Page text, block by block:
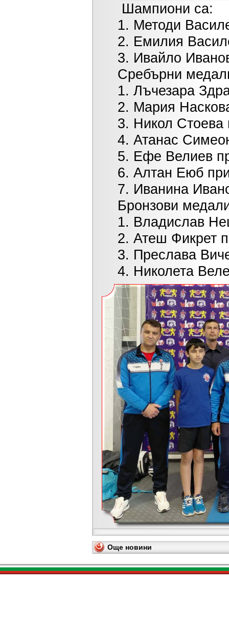
Шампиони са:
1. Методи
2. Емилия
3. Ивайло Иванов
Сребърни
1. Лъчезара
2. Мария Наскова
3. Никол Стоева
4. Атанас
5. Ефе Велиев
6. Алтан Еюб при
7. Иванина
Бронзови
1. Владислав
2. Атеш Фикрет
3. Преслава
4. Николета
Още новини